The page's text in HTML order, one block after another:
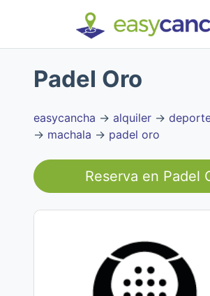
Padel Oro
easycancha → alquiler →
→ machala → padel oro
Reserva en Padel